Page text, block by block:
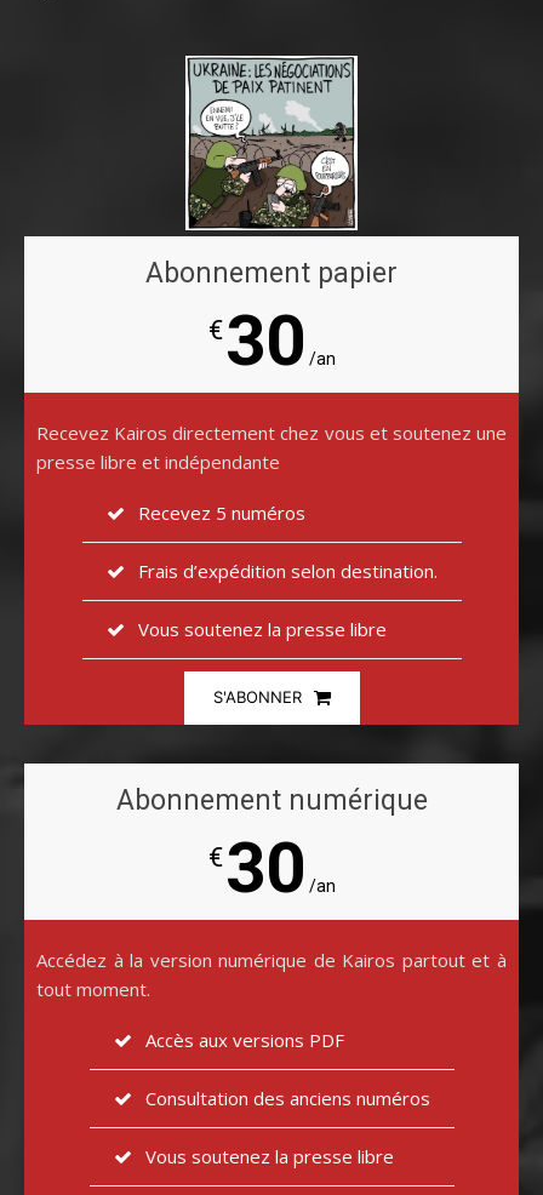
Abonnement papier
€30 /an
Recevez Kairos directement chez vous et soutenez une
presse libre et indépendante
Recevez 5 numéros
Frais d’expédition selon destination.
Vous soutenez la presse libre
S'ABONNER
Abonnement numérique
€30 /an
Accédez à la version numérique de Kairos partout et à
tout moment.
Accès aux versions PDF
Consultation des anciens numéros
Vous soutenez la presse libre